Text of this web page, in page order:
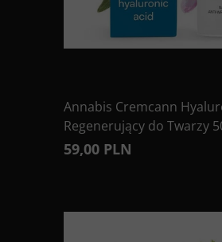
Annabis Cremcann
Regenerujący do Twarzy
59,00 PLN